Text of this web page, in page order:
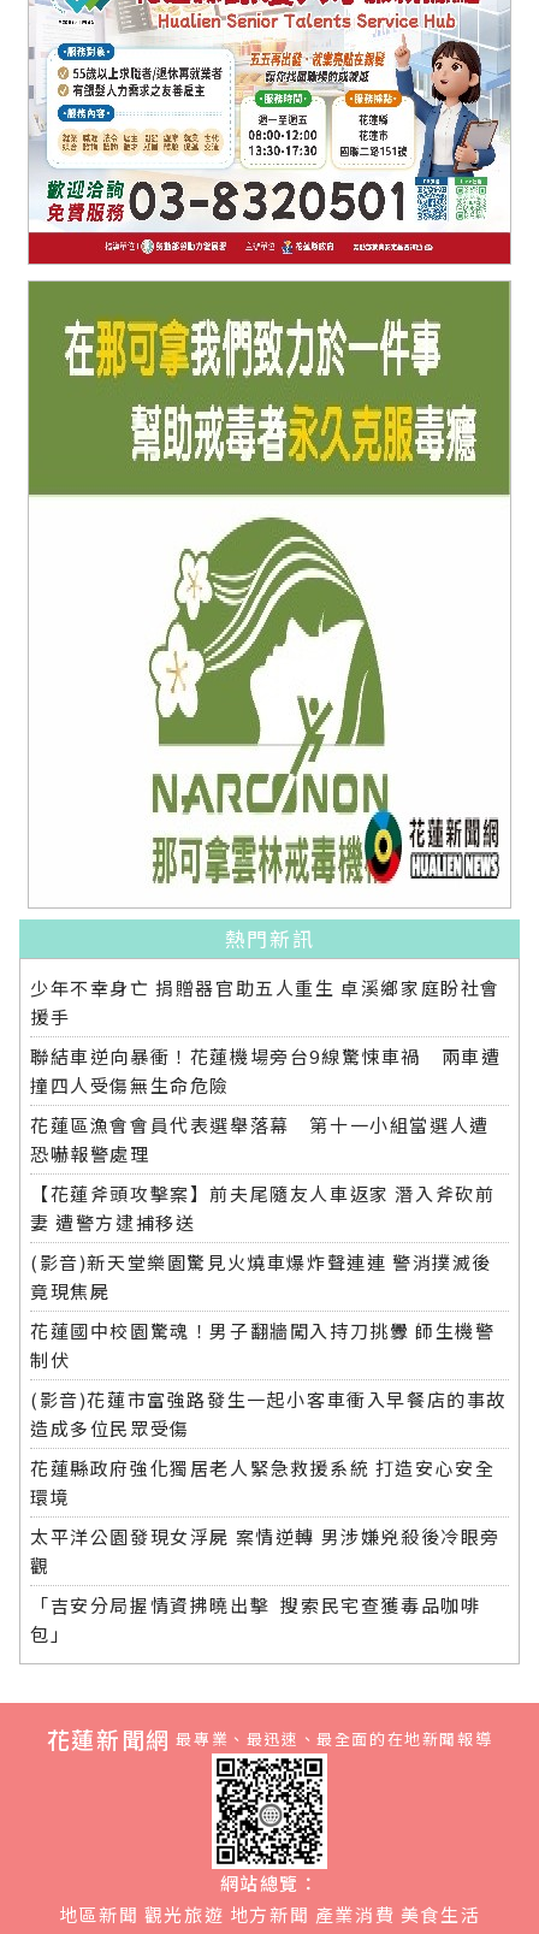
熱門新訊
少年不幸身亡 捐贈器官助五人重生 卓溪鄉家庭盼社會
援手
聯結車逆向暴衝！花蓮機場旁台9線驚悚車禍 兩車遭
撞四人受傷無生命危險
花蓮區漁會會員代表選舉落幕 第十一小組當選人遭
恐嚇報警處理
【花蓮斧頭攻擊案】前夫尾隨友人車返家 潛入斧砍前
妻 遭警方逮捕移送
(影音)新天堂樂園驚見火燒車爆炸聲連連 警消撲滅後
竟現焦屍
花蓮國中校園驚魂！男子翻牆闖入持刀挑釁 師生機警
制伏
(影音)花蓮市富強路發生一起小客車衝入早餐店的事故
造成多位民眾受傷
花蓮縣政府強化獨居老人緊急救援系統 打造安心安全
環境
太平洋公園發現女浮屍 案情逆轉 男涉嫌兇殺後冷眼旁
觀
「吉安分局握情資拂曉出擊 搜索民宅查獲毒品咖啡
包」
花蓮新聞網 最專業、最迅速、最全面的在地新聞報導
網站總覽：
地區新聞 觀光旅遊 地方新聞 產業消費 美食生活